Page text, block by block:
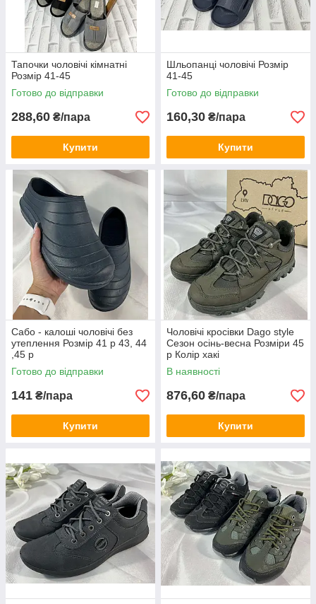
Тапочки чоловічі кімнатні
Розмір 41-45
Готово до відправки
288,60 ₴/пара
Купити
Шльопанці чоловічі Розмір
41-45
Готово до відправки
160,30 ₴/пара
Купити
Сабо - калоші чоловічі без
утеплення Розмір 41 р 43, 44
,45 р
Готово до відправки
141 ₴/пара
Купити
Чоловічі кросівки Dago style
Сезон осінь-весна Розміри 45
р Колір хакі
В наявності
876,60 ₴/пара
Купити